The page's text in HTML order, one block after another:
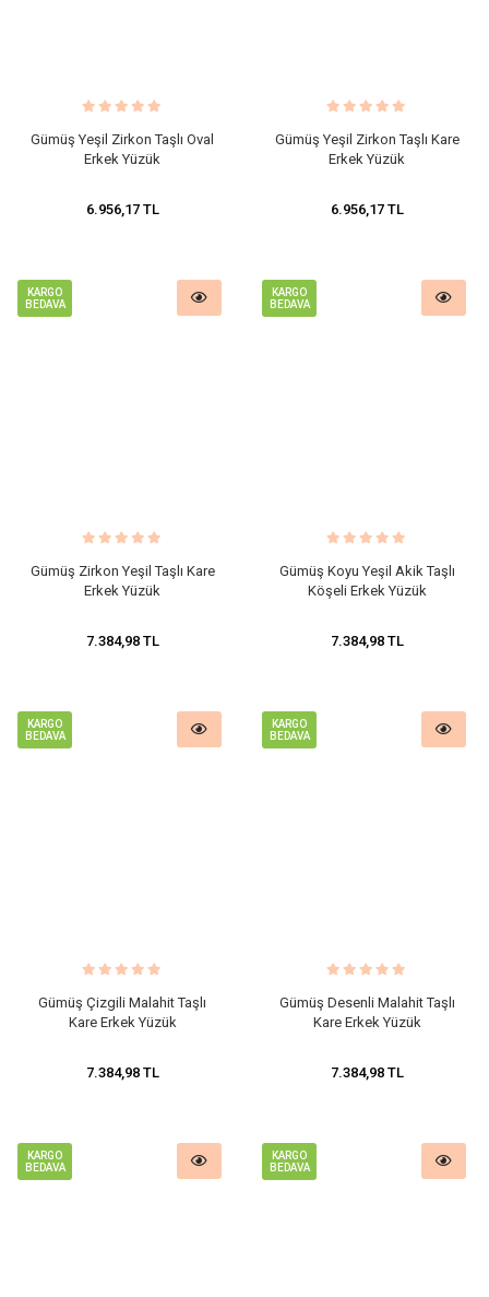
Gümüş Yeşil Zirkon Taşlı Oval
Erkek Yüzük
6.956,17 TL
Gümüş Yeşil Zirkon Taşlı Kare
Erkek Yüzük
6.956,17 TL
KARGO
BEDAVA
Gümüş Zirkon Yeşil Taşlı Kare
Erkek Yüzük
7.384,98 TL
KARGO
BEDAVA
​Gümüş Koyu Yeşil Akik Taşlı
Köşeli Erkek Yüzük
7.384,98 TL
KARGO
BEDAVA
Gümüş Çizgili Malahit Taşlı
Kare Erkek Yüzük
7.384,98 TL
KARGO
BEDAVA
Gümüş Desenli Malahit Taşlı
Kare Erkek Yüzük
7.384,98 TL
KARGO
BEDAVA
KARGO
BEDAVA